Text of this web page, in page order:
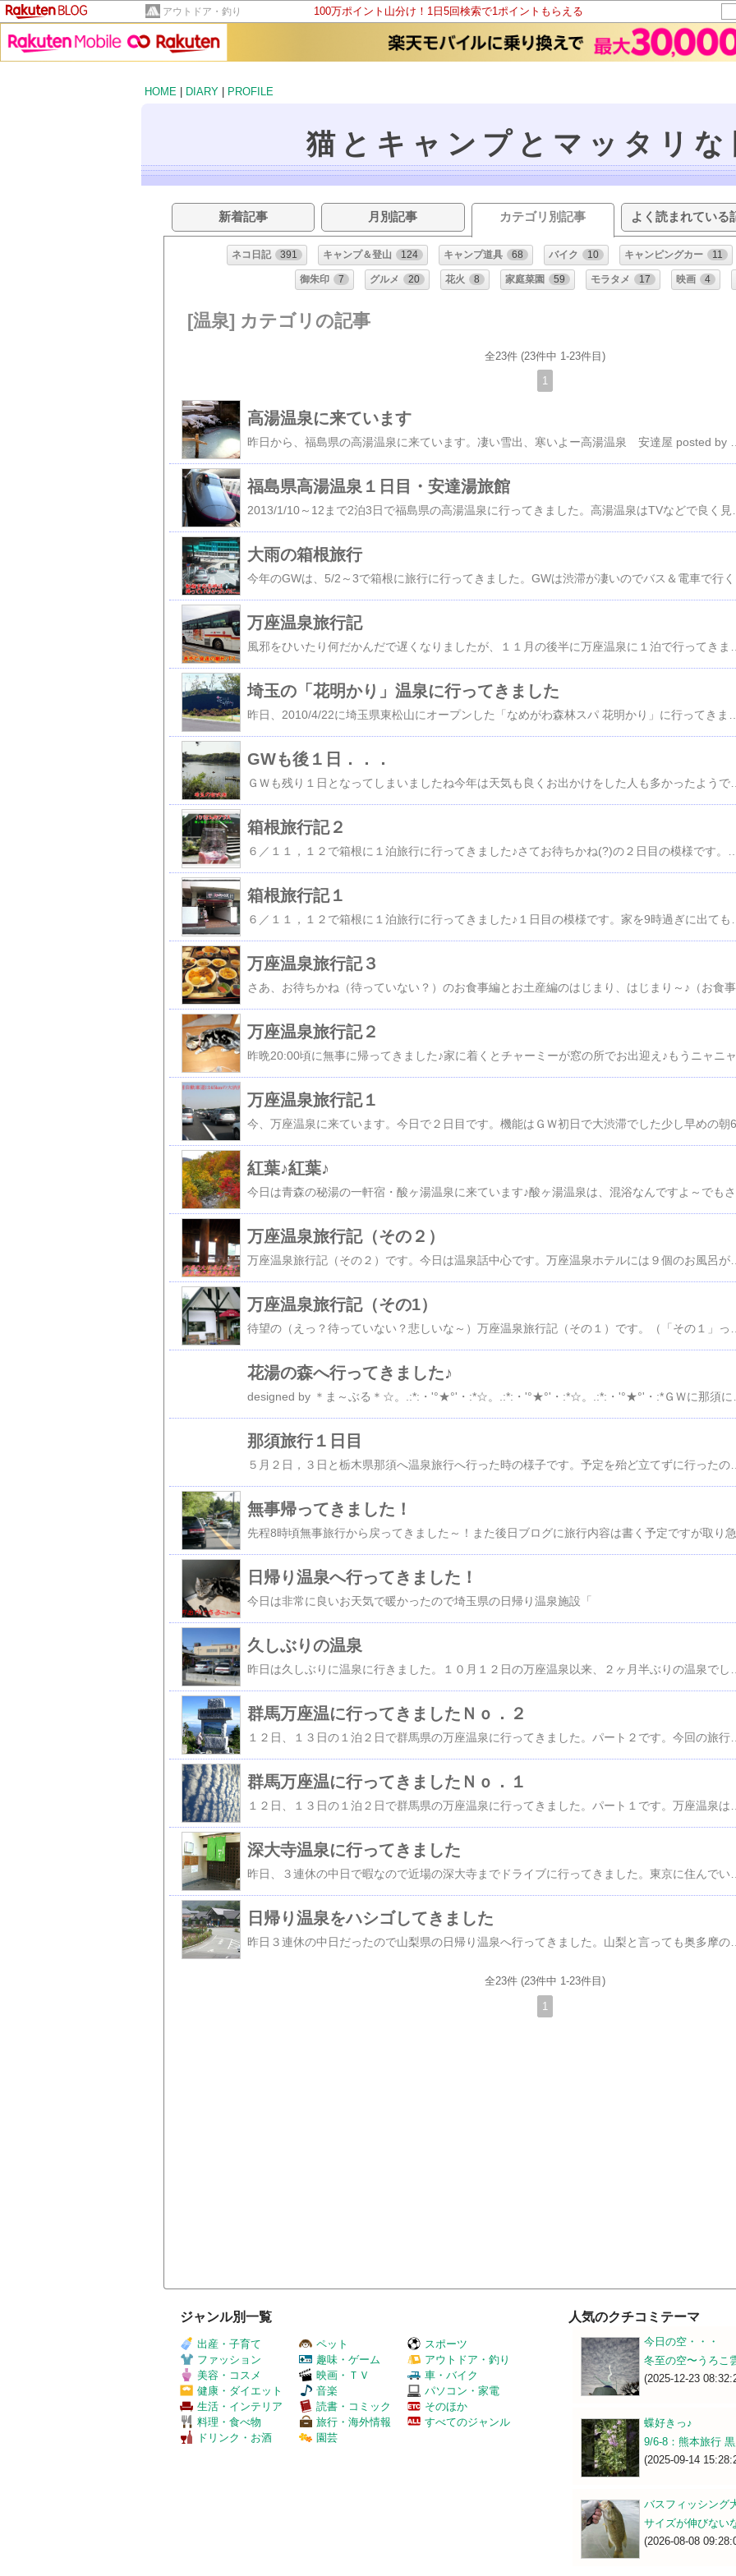
アウトドア・釣り 100万ポイント山分け！1日5回検索で1ポイントもらえる
HOME
DIARY PROFILE
猫とキャンプとマッタリな
新着記事 月別記事 カテゴリ別記事 よく読まれている
ネコ日記 391 キャンプ＆登山 124 キャンプ道具 68 バイク 10 キャンピングカー 11
御朱印 7 グルメ 20 花火 8 家庭菜園 59 モラタメ 17 映画 4
[温泉] カテゴリの記事
全23件 (23件中 1-23件目)
1
高湯温泉に来ています
福島県高湯温泉１日目・安達湯旅館
大雨の箱根旅行
万座温泉旅行記
埼玉の「花明かり」温泉に行ってきました
GWも後１日．．．
ＧＷも残り１日となってしまいましたね今年は天気も良くお出かけをした人も多かったようです。私は唯一、宮沢湖温泉・喜楽里に行って来ました。ここは昨年4月にオープンしたばかりの日帰り温泉施設ですがＴＶの旅番組で紹介されていて「露天風呂からの眺めがよい」との事なので行ってみました♪場所的には10分位でサイボクまきばの湯に行けます。（ハム屋さんが経営している温泉。スーパーゴールデンポークが一時期流行りましたよね）施設自体はそれ程広くは無かったのですが、流石に露天風呂の開放感は良かったですね～また、内湯に「人工高濃度炭酸泉」があり炭酸濃度が1000ppm（バブの10倍）もあり湯船に入って2，3分もすれば体中気泡だらけで凄く気持ち良かったですよ5月になってから急に暖かくなり、東京では連日24,5度の日が続いています。急に暖かくなったせいなのか？チャーミーの寝相も段々悪くなって来ましたよいつもの寝場所で寝ているかと思ったら、「足が出てる！」足だけ暑いの？いえいえ、体中暑い様で、凄い寝相で寝ていますね～猫ランキングに参加しています。ポチッして貰えると嬉しいニャー３月末頃にホームセンターで買って来た「２０日わけぎ」がやっと収穫出来る様になりました名前の通り20日間で育つらしいのですが今年は天候が不順だったので1ヶ月位かかりましたね～GWはネギ三昧（蕎麦、ラーメン）で楽しめるなこの20日わけぎは、20数個入って398円でしたが、何回も生えてきますし、毎年株が増えるそうなので秋には数倍の球根が出来るそうです。（お得だが食べきれるかな？）template-まりもん img-ふわふわ。り
箱根旅行記２
箱根旅行記１
万座温泉旅行記３
さあ、お待ちかね（待っていない？）のお食事編とお土産編のはじまり、はじまり～♪（お食事編）万座温泉ホテル（日進館）では昨年12月から夕食がバ
万座温泉旅行記２
万座温泉旅行記１
紅葉♪紅葉♪
万座温泉旅行記（その２）
万座温泉旅行記（その２）です。今日は温泉話中心です。万座温泉ホテルには９個のお風呂が有ります。貸し切りを除いた７個は入りました。詳しくは、ＨＰ参照。内湯の大浴場『長寿の湯』には数種類のお風呂があります。浴室は木造で雰囲気バッチリ！源泉100%の姥湯。源泉は80℃も有るので自然冷却しています。半露天風呂。男性用は立ち上がると駐車場＆道から丸見え！（でも人が歩いていないからOK）福田首相も愛した（と書いてあった）苦湯。加水していますが一番濃い感覚！滝湯は熱かった～！この横に真湯（温泉ではない）が有ります。展望露天風呂。ホテル入り口から歩いて2分。24時間開けっ放しなので宿泊者以外も入っているかも？（女性用は景色が良いらしい）新しくできた万天の湯。泊まった洋室の直ぐ隣だったので便利だった。このお湯は、姥湯＋苦湯＋ラジウム泉の混合泉。2006年に行った時は癌の治療で有名な「旧日新館ラジウム泉」が有ったのですが昨年末に取り壊されて万天の湯に注ぎ込まれている様です。夜中に苦湯と万天の湯をペットボトルに入れてお持ち帰り！草津で入った大滝の湯ここの温泉も白濁の硫黄泉。駐車場が無料なのでちょっと観光にも使えますよ。帰りがけに寄った渋川の温泉スタンドです。高速ICからは近いのですが非常に分かり難い場所にあります。地図を参考にして行きマンションの隣です。100円で200Lは激安ですが個人では多すぎますよね（40L持ち帰りました）さてお待ちかねの「何回温泉に入ったか？」クイズの解答です！入浴１回：（１日目）ホテルに到着後、万天の湯へ。（万天の湯） ・・・イチ入浴２回：（１日目）夕食前に、内湯大浴場へ。（姥湯、苦湯、滝湯、姥苦湯、ささ湯） ・・・ニイ、サン、シ、ゴ、ロク入浴３回：（１日目）ミニコンサート中に、大浴場へ。（姥湯、苦湯） ・・・ナナ、ハチ入浴４回：（１日目）ブログ更新後、大浴場へ。（姥湯、苦湯） ・・・キュウ、ジュウ入浴５回：（１日目）寝る前に、万天の湯へ。（万天の湯） ・・・ジュウイチ入浴６回：（２日目）朝食後に内湯大浴場へ。（苦湯） ・・・ジュウニ入浴７回：（２日目）内湯から露天風呂へ。（極楽の湯） ・・・ジュウサン入浴８回：（２日目）草津の大滝の湯へ。（内湯、露天） ・・・ジュウヨン、ジュウゴ合計で８回の入浴でした！しかし、問題は「何回お風呂に入ったでしょうか？」でしたので、答えは１５回が正解です（上のお風呂の数を「なべあつ風」に数えてみて下さい）yokonosuke727さん 10 回ぽんぽこ９２さん 14 回栄子４３さん 24 回あにゃんたさん 12 回usa-rxさん 30 回みどにゃん5656さん 11 回お気楽にゃんこ・はっぴぃ♪さん 10 回Edbooさん 15 回にゃん子ママさん 16 回こぷ0505さん 18 回Edbooさんおめでとう御座います！ピタリ賞です。え～本当は30000カウントのプレゼントにしようと思って買っていたのですがEdbooさんがアメリカ在住なので、少しでも温泉の雰囲気を味わって頂けたらと思い万座温泉の苦湯で作った石鹸・万美泉をプレゼントしようと思います。（ホテルの売店でしか売っていない限定品です）もし宜しければ送付先連絡お願いしますね（権利を譲る場合はコメント下さいね）いや～！良く入ったな～！湯あたりしなくて良かった！でも流石に湯疲れしたな～個人的には、苦湯が最高に気持ち良かったです！PS:おれ？お土産は？長くなったのでお土産編はまた今度ね（旅行ネタで引っ張るな～）30000カウント達成まで後僅かです。（予想では1,2日ですよ） 猫ランキングに参加しています。ポチッして貰えると嬉しいニャー
万座温泉旅行記（その1）
花湯の森へ行ってきました♪
那須旅行１日目
５月２日，３日と栃木県那須へ温泉旅行へ行った時の様子です。予定を殆ど立てずに行ったのですが意外と盛り沢山な内容になったので２回に分けて載せる予定です。今回は１日目の様子です。今回の旅行の目的は、「１に温泉！、２に温泉、３に観光、４にイチゴ狩り」にしていました。東京をAM8:30に出発してチョコチョコSA/PAで休みながら行ったので那須ICに着いたのがAM11:30頃でした。（高速で何処に行くか色々悩んでいたので）丁度お昼の時間だったので一応事前に探していたお蕎麦屋さんに行って見ました。那須 蕎麦石心さんです。インターネットの口コミで結構評判の良いお店です。平日なのに12時前に着いた時には既に20分待ちの状態でした。辺りをブラブラしながら写真を撮っていたら丁度良い時間になりお店に入れました。お店は街道から少し入った所にあり、小さな看板しか出ていないので事前にチェックしていないと絶対に解りませんよ！天麩羅蕎麦大盛は、天麩羅はサクサクで蕎麦は10割蕎麦の腰が強く美味しかったです！高原野菜蕎麦は、きんぴらの様な物が乗っている蕎麦でしたが味が濃かったです。私らが食べ終わって店を出る頃（13:15）には「蕎麦売り切れ」で閉店していました結構、良い店だったな～！お勧めですよ！那須塩原方面は「滝」が多数あり「吊り橋」も色々有ったのですが（日本最長の吊り橋もある）「吊り橋らしい吊り橋（ユラユラ揺れる）」が見たかったので「回顧の滝」を見に行きました！100mの長さですが意外と揺れますよ～！那須で面白い事に気がつきました！セブンイレブンやガスト等の看板が「茶色い」です！景観保護の一環なのでしょうかね？珍しいので記念撮影ちょっと早めに旅館に到着！15:00からのチェックインでしたが14:30には着いてしましました。でも直ぐに部屋に通してくれたので大助かり！露天風呂は内湯はでしたね。泉質 酸性含硫黄－アルミニウム－硫酸塩温泉（硫化水素型） 湯温７４．３℃ ｐｈ２．２宿の露天風呂へ入り（余りにもガッカリしたので）、直ぐ近くの共同浴場・寺の湯（混浴）に入りに行きました！（凄～く熱かったです！）その後、宿の内湯へ。夕食を食べて内湯へ。寝る前に内湯へ。結局、１日で５回も入りましたよ～宿の夕食は、それなりに量はありました。栃木牛のシャブシャブは美味しかったな～！そうそう！チャーミーの様子ですがキャットタワーにライブカメラを仕掛けましたが映っていたのはこの１枚だけでした．．．どこで寝ていたのかな？（2008/5/3 7:39）←猫ランキングに参加しています。１日１クリックのご協力をお願いします。明日は、２日目の様子をアップします！２日目も温泉三昧＆豪華？？？です！
無事帰ってきました！
日帰り温泉へ行ってきました！
今日は非常に良いお天気で暖かったので埼玉県の日帰り温泉施設「
久しぶりの温泉
群馬万座温に行ってきましたＮｏ．２
１２日、１３日の１泊２日で群馬県の万座温泉に行ってきました。パート２です。今回の旅行の目的の一つが「紅葉」でしたが、今年は「紅葉」と言うよりは「黄葉」が多かったです。全体的に紅葉は「遅目」と聞きましたが、最近の冷え込みでこれ以上は「紅葉」はしないと言われました。（ちょっと残念！）万座温泉から「志賀草津道路」（春～秋しか通行出来ない）を通って「渋峠」を目指します。途中には「日本国道最高地点」の記念碑があり多くの車が止まっていました。でも駐車場が狭く６，７台しか止まれないので路上に溢れているのは、危ないな～！その後、渋峠の「渋峠ホテル」に行き、「最高地点到達証明書」を買いました。１枚\100円は観光地にしては良心的。ミーハーなので、全種類購入。2007年6月から５種類に増えたらしいです。この「渋峠ホテル」は非常に変わった場所にあり、「建物の半分から群馬県と長野県の分岐地点に建つ施設」なので写真の様な外観になっています。（住所は長野県になっている）この渋峠からリフトで「横手山山頂」に行けます。（リフトは12分も乗っていた）横手山山頂は、標高2305mなので寒かったです。横手山山頂には「横手山頂ヒュッテ」があり、「日本一高い所の雲の上のパン屋さん」が有名です。お昼時だったので、有名な「ボルシチセット」を頂きましたが、パンが美味しかったです。（土曜の12時ちょっと前だったので30分は待ちましたが）さすがに標高2305mは寒く、食堂では「ストーブ」が着いていました。外の松の木の枝には昼過ぎでも「氷」が付いていました。その後、渋峠→草津温泉へ行く途中に紅葉（黄葉）が少し見れましたので写真を載せます。標高が高いので「大きな木」が少ないです。草津温泉に着いたらお気に入りの「草津ガラス館 蔵」でお買い物！この写真は以前買った物ですが、「温泉を練り込んだガラス」なので淡い色合いで気に入っています。最後に草津に来たら必ず寄る「そば所 風」でお蕎麦を頂き帰路につきました。（嫁さんが行った事が無いのでどうしても行きたいと言い、PM3:00のおやつに蕎麦でした）天ざるそばの大盛り\1500-。細めの更科系の手打ち十割蕎麦（十割でこの細さは凄い）蕎麦を食べ終わったら、嫁さんが「タヌキの剥製」に変わっていました。（ウソです）ちゃんと美美ちゃんにはお土産を買いましたよ！左は、草津ガラス館で買った「とんぼ玉」、右は万座のホテルで買った「おこじょ」「おこじょ」が非常に気に入ったらしく五月蠅い位に遊んでいます。オモチャで遊ぶby しもりんFlipClipで動画掲載が出来た～！まあ、紅葉はボチボチでしたが天気も良く温泉三昧出来たから良い旅行でした。通算走行距離480km。さすがプリウス！燃料計が半分も減っていない。あ～！疲れた～！←お留守番頑張った美美ちゃんに、ご褒美の１ポチをお願いします！
群馬万座温に行ってきましたＮｏ．１
深大寺温泉に行ってきました
日帰り温泉をハシゴしてきました
昨日３連休の中日だったので山梨県の日帰り温泉へ行ってきました。山梨と言っても奥多摩のちょっと奥なので東京都との県境あたりですが高速料金が勿体ないのと連休で渋滞が予想されたので一般道で行きました。一つめは、「多摩源流・小菅の湯」に行きました。今回で、２回目です。結構へんぴな所（山の中）に有るのですが混んでいました。お湯は「アルカリ性単純温泉」ですが少し「ぬめり気」のある無色無臭のお湯です。お肌が「ツルツル」になります。ここの施設は、休憩所も広く（仮眠室もある）食事所が結構美味しいので気に入っています。小菅村の名物の「やまめの塩焼き」（日本で最初に養殖を始めた場所らしい）と源流蕎麦を頂きました。「物産館」温泉に隣接されているので、地物野菜や山梨土産を買うのも楽しみですが今回は初めて「あわび茸」が買えました。今まで名前は聞いた事があるけれど食べた事は無いキノコです。（噂では高級品らしいですが、写真の量で\315円はお安い？）早速今晩は「キノコ鍋」にする予定です。どんな味か楽しみですお昼を食べて一っ風呂浴びた後、車で２０分位の「丹波山温泉・のめこいの湯」迄、足を伸ばして温泉のハシゴしました。駐車場から「吊り橋」を渡っていく有名な温泉施設です。（関東周辺の日帰り温泉ランキングで良く１位になる位有名）関東周辺では珍しい「硫黄泉」なので、既に6,7回は来ています。（硫黄泉大好きなので）午後２時過ぎに行ったので、少しは空いていました。ほのかな「硫黄臭」と「ぬめり気」のある温泉です。ここもお肌がツルツルになりますよ！しかし気の性か？今年配管工事をしてから泉質（硫黄臭）が少し薄くなった様な気がします。ちょっと残念です。自然の物なので暫くすると回復する事を期待しています。高速料金をケチって一般道で行った為、予想以上に時間がかかりました。東京を縦断して山梨まで行くのに、行きは３時間半。帰りは晩飯を食べたのも含め５時間！いや～！疲れました．．．美美ちゃんは初めての長時間お留守番で、朝の7:30～22:00迄殆ど寝ていたようです。（ライブカメラを仕込んで行ったのですが．．．この話はまた別の機会に！）朝、出かける間際の写真ですが、目が「私も連れて行ってよ～」と訴えています。←最近ランクが落ち気味なので、１ポチご協力をお願いします！ＰＳ：しもりんのメインＨＰに今まで行った温泉情報を載せていますので宜しかったら遊びに来て下さい。編集後記）温泉の話より食べ物の話の方が多い気がするのは、気のせいかな？
全23件 (23件中 1-23件目)
1
ジャンル別一覧
出産・子育て
ファッション
美容・コスメ
健康・ダイエット
生活・インテリア
料理・食べ物
ドリンク・お酒
ペット
趣味・ゲーム
映画・ＴＶ
音楽
読書・コミック
旅行・海外情報
園芸
スポーツ
アウトドア・釣り
車・バイク
パソコン・家電
そのほか
すべてのジャンル
人気のクチコミテーマ
今日の空・・・
冬至の空〜うろこ
(2025-12-23
蝶好きっ♪
9/6-8：熊本旅行
(2025-09-14
バスフィッシング
サイズが伸びない
(2026-08-08